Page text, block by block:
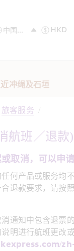
冲绳及石垣
旅客服务 /
航班／退款)
取消，可以申请
何产品或服务均
退款要求，请按
通知中包含退票
明进行航班更改